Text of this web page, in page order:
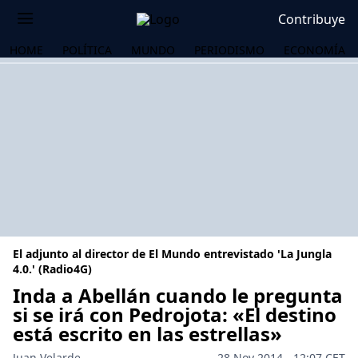
Contribuye
HOME POLÍTICA MUNDO PERIODISMO ECONOMÍA
El adjunto al director de El Mundo entrevistado 'La Jungla
4.0.' (Radio4G)
Inda a Abellán cuando le pregunta
si se irá con Pedrojota: «El destino
está escrito en las estrellas»